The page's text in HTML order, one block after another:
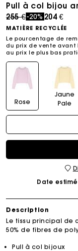
Pull à col bijou
Price reduced
255 €to
-20% 204 €
MATIÈRE RECYCLÉE
Le pourcentage de
du prix de vente avant
au prix le plus bas
Rose
Jaune
Pale
Date
Description
Le tissu principal de
50% de fibres de
Pull à col bijoux